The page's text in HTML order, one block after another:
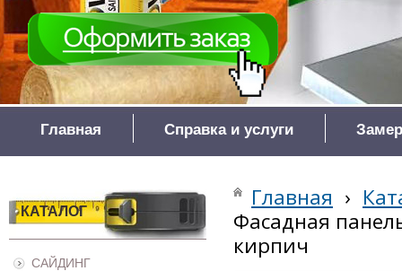
Главная Справка и услуги
КАТАЛОГ
САЙДИНГ
Главная ›
Фасадная
кирпич